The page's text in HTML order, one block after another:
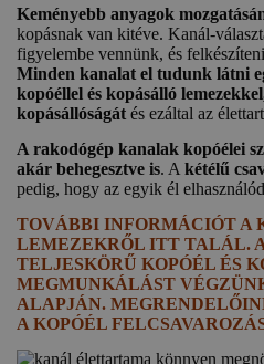
Keményebb anyagok
kopásnak van kitéve. Kanál-
figyelembe vennünk, és
Minden kanalat el tudunk látni
kopóéllel és kopásálló
kopásállóságát és ezáltal az
A rakodógép kanalak kopóélei
akár behegesztve is. A kétélű
pedig, hogy az egyik él
TOVÁBBI INFORMÁCIÓT A
LEMEZEKRŐL ITT TALÁL.
TELJESKÖRŰ KOPÓÉL ÉS
MEGMUNKÁLÁST
ALAPJÁN.
A KOPÓÉL